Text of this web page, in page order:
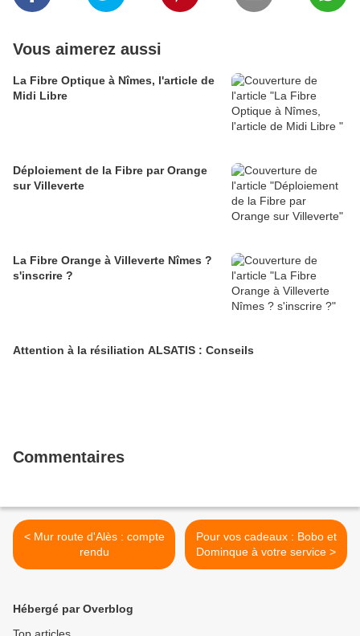
Vous aimerez aussi
La Fibre Optique à Nîmes, l'article de
Midi Libre
Déploiement de la Fibre par Orange
sur Villeverte
La Fibre Orange à Villeverte Nîmes ?
s'inscrire ?
Attention à la résiliation ALSATIS : Conseils
Commentaires
< Mur route d'Alès : compte
rendu
Pour vos cadeaux : Bobo et
Dominque à votre service >
Hébergé par Overblog
Top articles